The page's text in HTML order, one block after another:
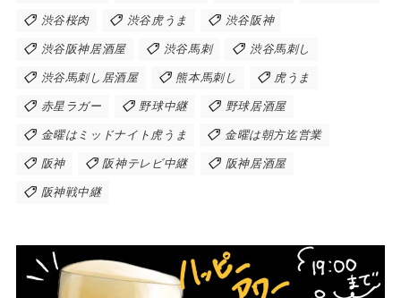
渋谷桜肉 渋谷虎うま 渋谷阪神
渋谷阪神居酒屋 渋谷馬刺 渋谷馬刺し
渋谷馬刺し居酒屋 熊本馬刺し 虎うま
赤星ラガー 野球中継 野球居酒屋
金曜はミッドナイト虎うま 金曜は朝方迄営業
阪神 阪神テレビ中継 阪神居酒屋
阪神戦中継